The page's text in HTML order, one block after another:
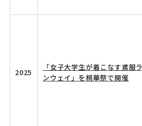
2025
「女子大学生が着こなす鳶服ラ
ンウェイ」を桐華祭で開催